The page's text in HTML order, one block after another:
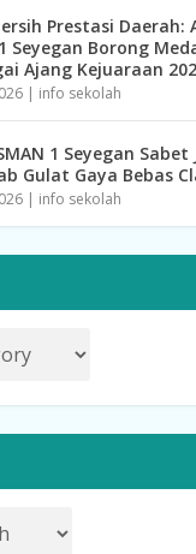
Prestasi Daerah:
Seyegan Borong
Ajang Kejuaraan
| info sekolah
1 Seyegan Sabet
Gulat Gaya Bebas
| info sekolah